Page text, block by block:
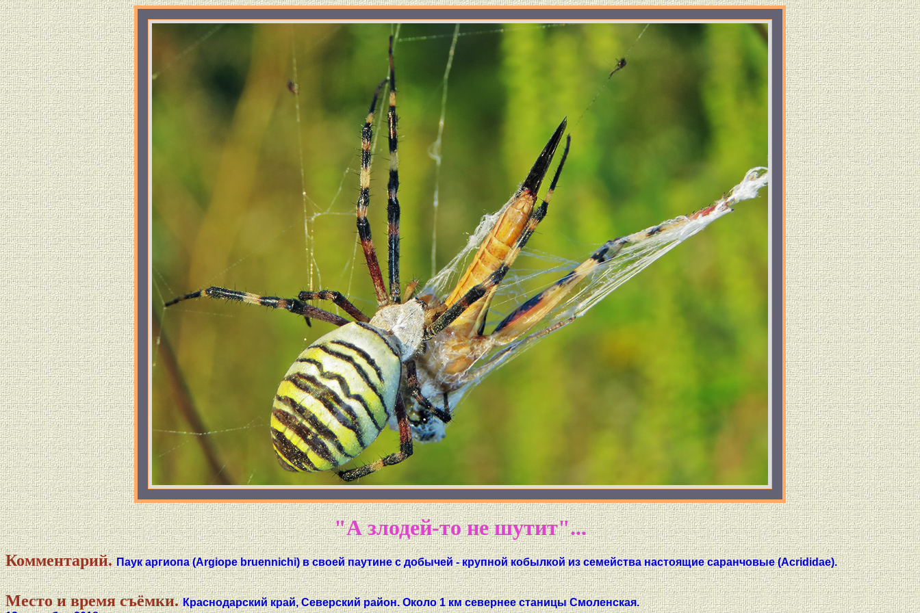
"А злодей-то не шутит"...
Комментарий.Паук аргиопа (Argiope bruennichi) в своей паутине с добычей - крупной кобылкой из семейства настоящие саранчовые (Acrididae).
Место и время съёмки.Краснодарский край, Северский район. Около 1 км севернее станицы Смоленская.